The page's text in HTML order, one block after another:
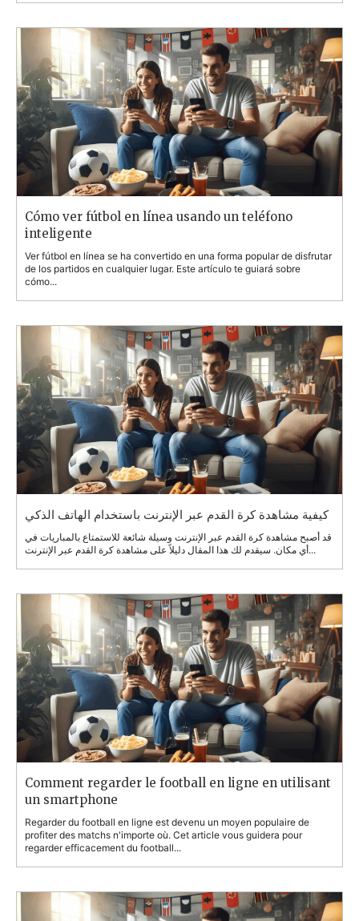
Cómo ver fútbol en línea usando un teléfono
inteligente
Ver fútbol en línea se ha convertido en una forma popular de disfrutar
de los partidos en cualquier lugar. Este artículo te guiará sobre
cómo...
كيفية مشاهدة كرة القدم عبر الإنترنت باستخدام الهاتف الذكي
قد أصبح مشاهدة كرة القدم عبر الإنترنت وسيلة شائعة للاستمتاع بالمباريات في
أي مكان. سيقدم لك هذا المقال دليلاً على مشاهدة كرة القدم عبر الإنترنت...
Comment regarder le football en ligne en utilisant
un smartphone
Regarder du football en ligne est devenu un moyen populaire de
profiter des matchs n'importe où. Cet article vous guidera pour
regarder efficacement du football...